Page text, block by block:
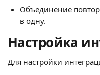
Объединение
в одну.
Настройка
Для настройки